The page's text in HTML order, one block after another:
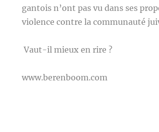
gantois n’ont pas vu dans ses
violence contre la communauté
Vaut-il mieux en rire ?
www.berenboom.com